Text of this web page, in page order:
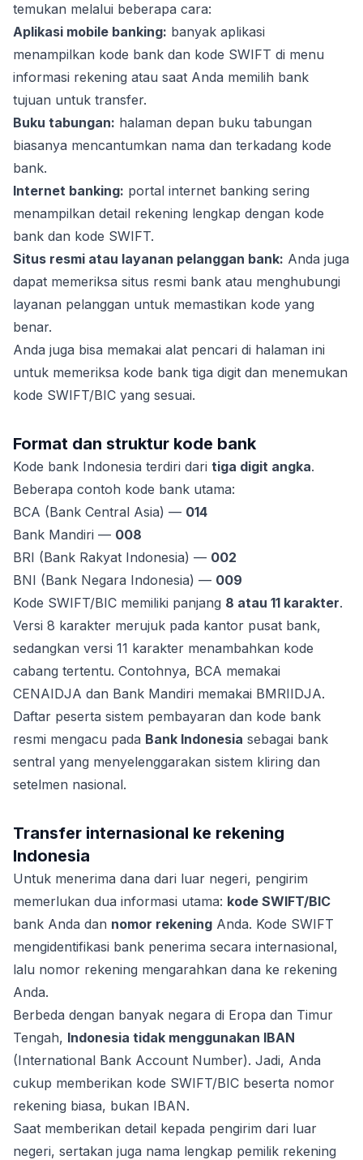
temukan melalui beberapa cara:
Aplikasi mobile banking: banyak aplikasi
menampilkan kode bank dan kode SWIFT di menu
informasi rekening atau saat Anda memilih bank
tujuan untuk transfer.
Buku tabungan: halaman depan buku tabungan
biasanya mencantumkan nama dan terkadang kode
bank.
Internet banking: portal internet banking sering
menampilkan detail rekening lengkap dengan kode
bank dan kode SWIFT.
Situs resmi atau layanan pelanggan bank: Anda juga
dapat memeriksa situs resmi bank atau menghubungi
layanan pelanggan untuk memastikan kode yang
benar.
Anda juga bisa memakai alat pencari di halaman ini
untuk memeriksa kode bank tiga digit dan menemukan
kode SWIFT/BIC yang sesuai.
Format dan struktur kode bank
Kode bank Indonesia terdiri dari tiga digit angka.
Beberapa contoh kode bank utama:
BCA (Bank Central Asia) — 014
Bank Mandiri — 008
BRI (Bank Rakyat Indonesia) — 002
BNI (Bank Negara Indonesia) — 009
Kode SWIFT/BIC memiliki panjang 8 atau 11 karakter.
Versi 8 karakter merujuk pada kantor pusat bank,
sedangkan versi 11 karakter menambahkan kode
cabang tertentu. Contohnya, BCA memakai
CENAIDJA dan Bank Mandiri memakai BMRIIDJA.
Daftar peserta sistem pembayaran dan kode bank
resmi mengacu pada Bank Indonesia sebagai bank
sentral yang menyelenggarakan sistem kliring dan
setelmen nasional.
Transfer internasional ke rekening
Indonesia
Untuk menerima dana dari luar negeri, pengirim
memerlukan dua informasi utama: kode SWIFT/BIC
bank Anda dan nomor rekening Anda. Kode SWIFT
mengidentifikasi bank penerima secara internasional,
lalu nomor rekening mengarahkan dana ke rekening
Anda.
Berbeda dengan banyak negara di Eropa dan Timur
Tengah, Indonesia tidak menggunakan IBAN
(International Bank Account Number). Jadi, Anda
cukup memberikan kode SWIFT/BIC beserta nomor
rekening biasa, bukan IBAN.
Saat memberikan detail kepada pengirim dari luar
negeri, sertakan juga nama lengkap pemilik rekening